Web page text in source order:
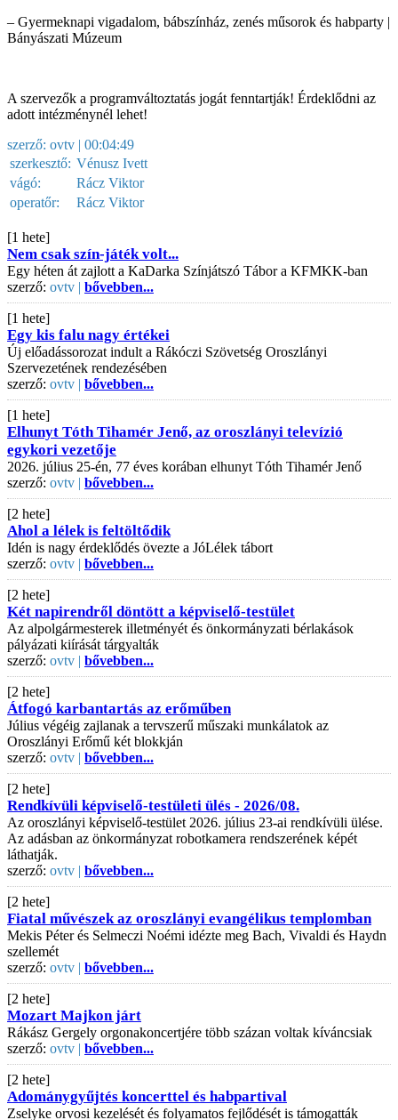
– Gyermeknapi vigadalom, bábszínház, zenés műsorok és habparty |
Bányászati Múzeum
A szervezők a programváltoztatás jogát fenntartják! Érdeklődni az
adott intézménynél lehet!
szerző: ovtv | 00:04:49
szerkesztő: Vénusz Ivett
vágó:
Rácz Viktor
operatőr:
Rácz Viktor
[1 hete]
Nem csak szín-játék volt...
Egy héten át zajlott a KaDarka Színjátszó Tábor a KFMKK-ban
szerző: ovtv | bővebben...
[1 hete]
Egy kis falu nagy értékei
Új előadássorozat indult a Rákóczi Szövetség Oroszlányi
Szervezetének rendezésében
szerző: ovtv | bővebben...
[1 hete]
Elhunyt Tóth Tihamér Jenő, az oroszlányi televízió
egykori vezetője
2026. július 25-én, 77 éves korában elhunyt Tóth Tihamér Jenő
szerző: ovtv | bővebben...
[2 hete]
Ahol a lélek is feltöltődik
Idén is nagy érdeklődés övezte a JóLélek tábort
szerző: ovtv | bővebben...
[2 hete]
Két napirendről döntött a képviselő-testület
Az alpolgármesterek illetményét és önkormányzati bérlakások
pályázati kiírását tárgyalták
szerző: ovtv | bővebben...
[2 hete]
Átfogó karbantartás az erőműben
Július végéig zajlanak a tervszerű műszaki munkálatok az
Oroszlányi Erőmű két blokkján
szerző: ovtv | bővebben...
[2 hete]
Rendkívüli képviselő-testületi ülés - 2026/08.
Az oroszlányi képviselő-testület 2026. július 23-ai rendkívüli ülése.
Az adásban az önkormányzat robotkamera rendszerének képét
láthatják.
szerző: ovtv | bővebben...
[2 hete]
Fiatal művészek az oroszlányi evangélikus templomban
Mekis Péter és Selmeczi Noémi idézte meg Bach, Vivaldi és Haydn
szellemét
szerző: ovtv | bővebben...
[2 hete]
Mozart Majkon járt
Rákász Gergely orgonakoncertjére több százan voltak kíváncsiak
szerző: ovtv | bővebben...
[2 hete]
Adománygyűjtés koncerttel és habpartival
Zselyke orvosi kezelését és folyamatos fejlődését is támogatták